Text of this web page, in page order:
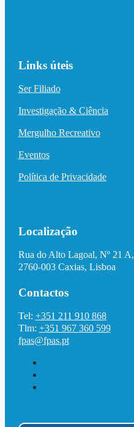
Links úteis
Ser Filiado
Investigação & Ciência
Mergulho Recreativo
Eventos
Política de Privacidade
Localização
Rua do Alto Lagoal, Nº 21 A,
2760-003 Caxias, Lisboa
Contactos
Tel: +351 211 910 868
Tlm: +351 967 360 599
fpas@fpas.pt